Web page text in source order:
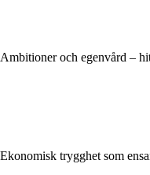
Ambitioner och egenvård –
Ekonomisk trygghet som